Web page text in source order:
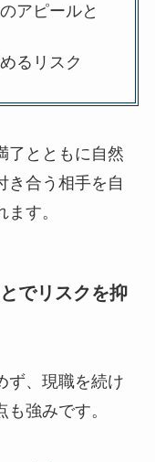
アピールと
るリスク
了とともに自然
き合う相手を自
す。
でリスクを抑
ず、現職を続け
強みです。